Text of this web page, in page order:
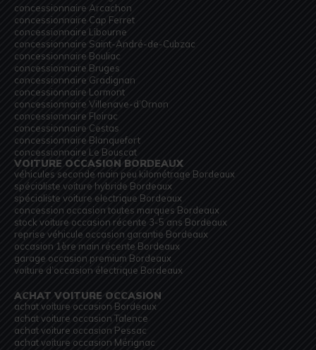
concessionnaire Arcachon
concessionnaire Cap Ferret
concessionnaire Libourne
concessionnaire Saint-André-de-Cubzac
concessionnaire Bouliac
concessionnaire Bruges
concessionnaire Gradignan
concessionnaire Lormont
concessionnaire Villenave-d’Ornon
concessionnaire Floirac
concessionnaire Cestas
concessionnaire Blanquefort
concessionnaire Le Bouscat
VOITURE OCCASION BORDEAUX
véhicules seconde main peu kilométrage Bordeaux
spécialiste voiture hybride Bordeaux
spécialiste voiture electrique Bordeaux
concession occasion toutes marques Bordeaux
stock voiture occasion récente 3-5 ans Bordeaux
reprise véhicule occasion garantie Bordeaux
occasion 1ère main récente Bordeaux
garage occasion premium Bordeaux
voiture d’occasion électrique Bordeaux
ACHAT VOITURE OCCASION
achat voiture occasion Bordeaux
achat voiture occasion Talence
achat voiture occasion Pessac
achat voiture occasion Mérignac